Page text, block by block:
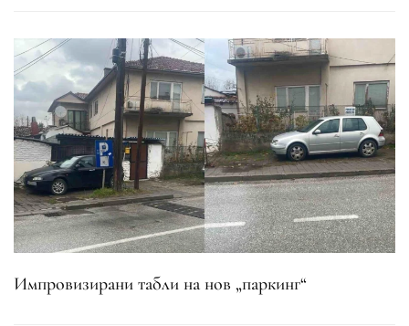
Импровизирани табли на нов „паркинг“